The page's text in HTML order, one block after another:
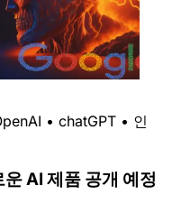
• chatGPT • 인
AI 제품 공개 예정